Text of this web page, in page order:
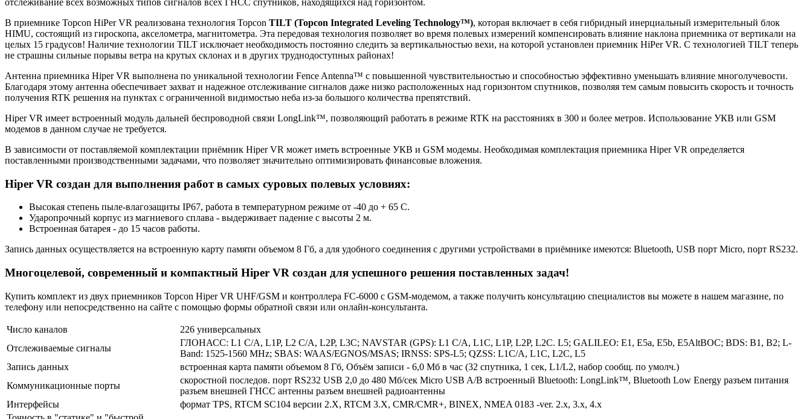
В приемнике Topcon HiPer VR реализована технология Topcon TILT (Topcon Integrated Leveling Technology™), которая включает в себя гибридный инерциальный измерительный блок
HIMU, состоящий из гироскопа, акселометра, магнитометра. Эта передовая технология позволяет во время полевых измерений компенсировать влияние наклона приемника от вертикали на
целых 15 градусов! Наличие технологии TILT исключает необходимость постоянно следить за вертикальностью вехи, на которой установлен приемник HiPer VR. С технологией TILT теперь
не страшны сильные порывы ветра на крутых склонах и в других труднодоступных районах!
Антенна приемника Hiper VR выполнена по уникальной технологии Fence Antenna™ с повышенной чувствительностью и способностью эффективно уменьшать влияние многолучевости.
Благодаря этому антенна обеспечивает захват и надежное отслеживание сигналов даже низко расположенных над горизонтом спутников, позволяя тем самым повысить скорость и точность
получения RTK решения на пунктах с ограниченной видимостью неба из-за большого количества препятствий.
Hiper VR имеет встроенный модуль дальней беспроводной связи LongLink™, позволяющий работать в режиме RTK на расстояниях в 300 и более метров. Использование УКВ или GSM
модемов в данном случае не требуется.
В зависимости от поставляемой комплектации приёмник Hiper VR может иметь встроенные УКВ и GSM модемы. Необходимая комплектация приемника Hiper VR определяется
поставленными производственными задачами, что позволяет значительно оптимизировать финансовые вложения.
Hiper VR создан для выполнения работ в самых суровых полевых условиях:
Высокая степень пыле-влагозащиты IP67, работа в температурном режиме от -40 до + 65 С.
Ударопрочный корпус из магниевого сплава - выдерживает падение с высоты 2 м.
Встроенная батарея - до 15 часов работы.
Запись данных осуществляется на встроенную карту памяти объемом 8 Гб, а для удобного соединения с другими устройствами в приёмнике имеются: Bluetooth, USB порт Micro, порт RS232.
Многоцелевой, современный и компактный Hiper VR создан для успешного решения поставленных задач!
Купить комплект из двух приемников Topcon Hiper VR UHF/GSM и контроллера FC-6000 с GSM-модемом, а также получить консультацию специалистов вы можете в нашем магазине, по
телефону или непосредственно на сайте с помощью формы обратной связи или онлайн-консультанта.
Число каналов
226 универсальных
Отслеживаемые сигналы
ГЛОНАСС: L1 C/A, L1P, L2 C/A, L2P, L3C; NAVSTAR (GPS): L1 C/A, L1C, L1P, L2P, L2C. L5; GALILEO: E1, E5a, E5b, E5AltBOC; BDS: B1, B2; L-
Band: 1525-1560 MHz; SBAS: WAAS/EGNOS/MSAS; IRNSS: SPS-L5; QZSS: L1C/A, L1C, L2C, L5
Запись данных
встроенная карта памяти объемом 8 Гб, Объём записи - 6,0 Мб в час (32 спутника, 1 сек, L1/L2, набор сообщ. по умолч.)
Коммуникационные порты
скоростной последов. порт RS232 USB 2,0 до 480 Мб/сек Micro USB A/B встроенный Bluetooth: LongLink™, Bluetooth Low Energy разъем питания
разъем внешней ГНСС антенны разъем внешней радиоантенны
Интерфейсы
формат TPS, RTCM SC104 версии 2.X, RTCM 3.X, CMR/CMR+, BINEX, NMEA 0183 -ver. 2.х, 3.х, 4.х